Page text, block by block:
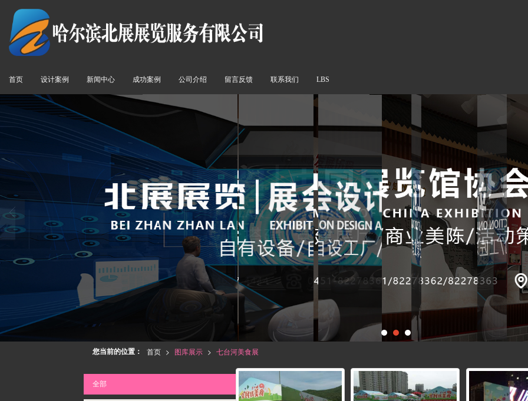
首页 设计案例 新闻中心 成功案例 公司介绍 留言反馈 联系我们 LBS
您当前的位置： 首页 > 图库展示 > 七台河美食展
全部